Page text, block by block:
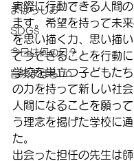
まほらじお
SDGs
今日は何の日？
冒険まほらbo
実際に行動できる人間
ます。希望を持って未
を思い描く力、思い描
て今できることを行動
学校を巣立つ子どもた
の力を持って新しい社
人間になることを願っ
う理念を掲げた学校に
た。
出会った担任の先生は